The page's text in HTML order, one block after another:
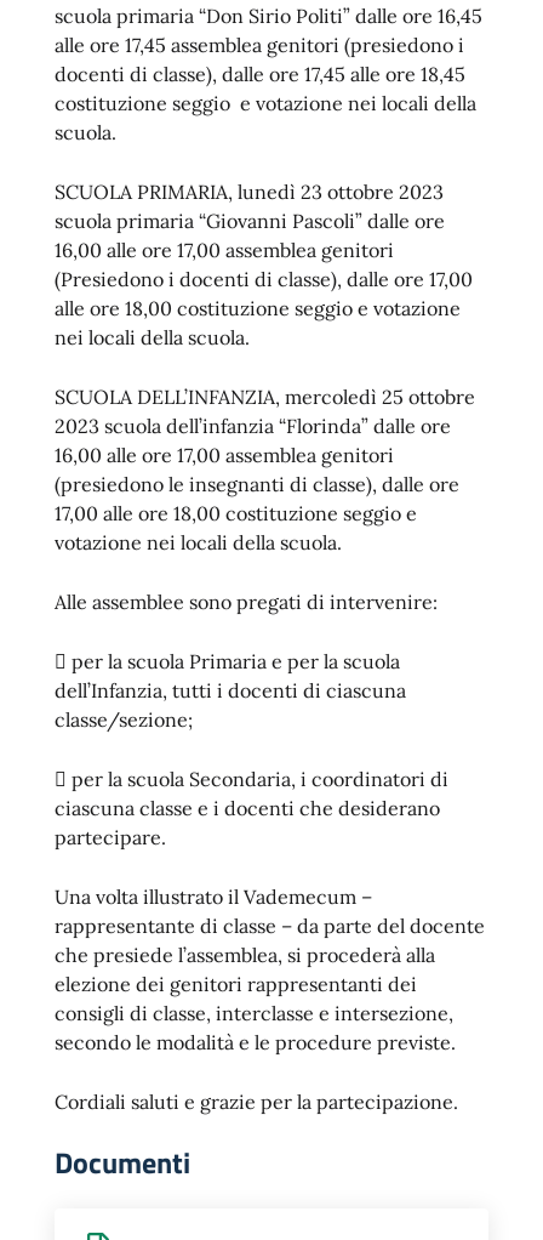
scuola primaria “Don Sirio Politi” dalle ore 16,45
alle ore 17,45 assemblea genitori (presiedono i
docenti di classe), dalle ore 17,45 alle ore 18,45
costituzione seggio e votazione nei locali della
scuola.
SCUOLA PRIMARIA, lunedì 23 ottobre 2023
scuola primaria “Giovanni Pascoli” dalle ore
16,00 alle ore 17,00 assemblea genitori
(Presiedono i docenti di classe), dalle ore 17,00
alle ore 18,00 costituzione seggio e votazione
nei locali della scuola.
SCUOLA DELL’INFANZIA, mercoledì 25 ottobre
2023 scuola dell’infanzia “Florinda” dalle ore
16,00 alle ore 17,00 assemblea genitori
(presiedono le insegnanti di classe), dalle ore
17,00 alle ore 18,00 costituzione seggio e
votazione nei locali della scuola.
Alle assemblee sono pregati di intervenire:
 per la scuola Primaria e per la scuola
dell’Infanzia, tutti i docenti di ciascuna
classe/sezione;
 per la scuola Secondaria, i coordinatori di
ciascuna classe e i docenti che desiderano
partecipare.
Una volta illustrato il Vademecum –
rappresentante di classe – da parte del docente
che presiede l’assemblea, si procederà alla
elezione dei genitori rappresentanti dei
consigli di classe, interclasse e intersezione,
secondo le modalità e le procedure previste.
Cordiali saluti e grazie per la partecipazione.
Documenti